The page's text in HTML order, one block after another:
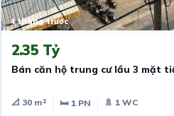
4 tháng trước
2.35 Tỷ
Bán căn hộ trung cư lầu 3 mặt
📐 30 m² 🛏 1 PN
🚿 1 WC